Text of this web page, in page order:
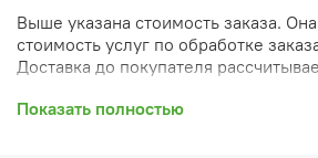
Выше указана стоимость заказа.
стоимость услуг по обработке
Доставка до покупателя
После оформления заказа вы
Показать полностью